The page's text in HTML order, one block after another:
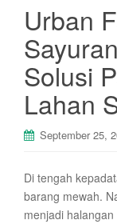
Urban
Solusi
Lahan
September 25,
Di tengah
barang mewah.
menjadi